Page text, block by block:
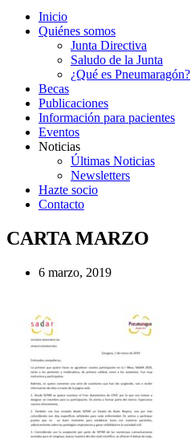
Inicio
Quiénes somos
Junta Directiva
Saludo de la Junta
¿Qué es Pneumaragón?
Becas
Publicaciones
Información para pacientes
Eventos
Noticias
Últimas Noticias
Newsletters
Hazte socio
Contacto
CARTA MARZO
6 marzo, 2019